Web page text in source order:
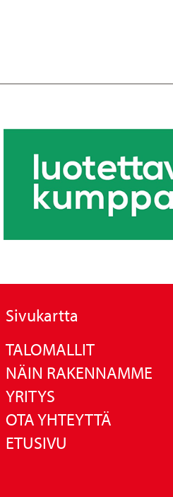
Sivukartta
TALOMALLIT
NÄIN RAKENNAMME
YRITYS
OTA YHTEYTTÄ
ETUSIVU